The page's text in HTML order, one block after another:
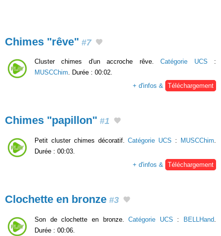
Chimes "rêve" #7
Cluster chimes d'un accroche rêve.Catégorie UCS :
MUSCChim. Durée : 00:02.
+ d'infos & Téléchargement
Chimes "papillon" #1
Petit cluster chimes décoratif.Catégorie UCS : MUSCChim.
Durée : 00:03.
+ d'infos & Téléchargement
Clochette en bronze #3
Son de clochette en bronze.Catégorie UCS : BELLHand
Durée : 00:06.